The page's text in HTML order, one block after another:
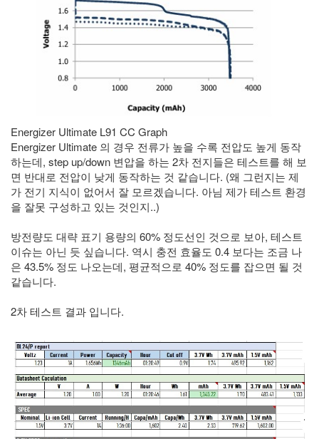
Energizer Ultimate L91 CC Graph
Energizer Ultimate 의 경우 전류가 높을 수록 전압도 높게 동작
하는데, step up/down 변압을 하는 2차 전지들은 테스트를 해 보
면 반대로 전압이 낮게 동작하는 것 같습니다. (왜 그런지는 제
가 전기 지식이 없어서 잘 모르겠습니다. 아님 제가 테스트 환경
을 잘못 구성하고 있는 것인지..)
방전량도 대략 표기 용량의 60% 정도선인 것으로 보아, 테스트
이슈는 아닌 듯 싶습니다. 역시 충전 효율도 0.4 보다는 조금 나
은 43.5% 정도 나오는데, 평균적으로 40% 정도를 잡으면 될 것
같습니다.
2차 테스트 결과 입니다.